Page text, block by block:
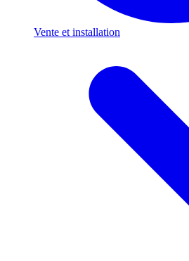
Vente et installation